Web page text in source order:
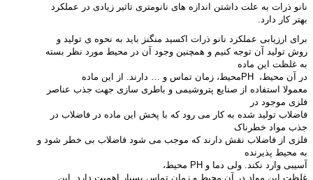
نانو ذرات به علت داشتن اندازه های نانومتری تاثیر زیادی در عملکرد
بهتر کار دارد.
برای ارزیابی عملکرد نانو ذرات اکسید منگنز باید به نحوه ی تولید و
روش تولید آن توجه کنیم و همچنین وجود آن در محیط مورد نظر بسته
به غلظت این ماده
در آن محیط، PHمحیط، زمان تماس و … دارند. از این ماده
معمولا استفاده از صنایع پتروشیمی و باطری سازی جهت جذب عناصر
فلزی موجود در
فاضلاب تولید شده به کار می رود که با پخش این ماده در فاضلاب در
جذب مواد خطرناک
فلزی از فاضلاب نقش دارند که موجب می شود فاضلاب بی خطر شود و
به محیط پذیرنده
آسیبی وارد نکند. ولی دما و PH محیط،
غلظت این مواد در آن محیط و زمان تماس بسیار اهمیت دارد. این